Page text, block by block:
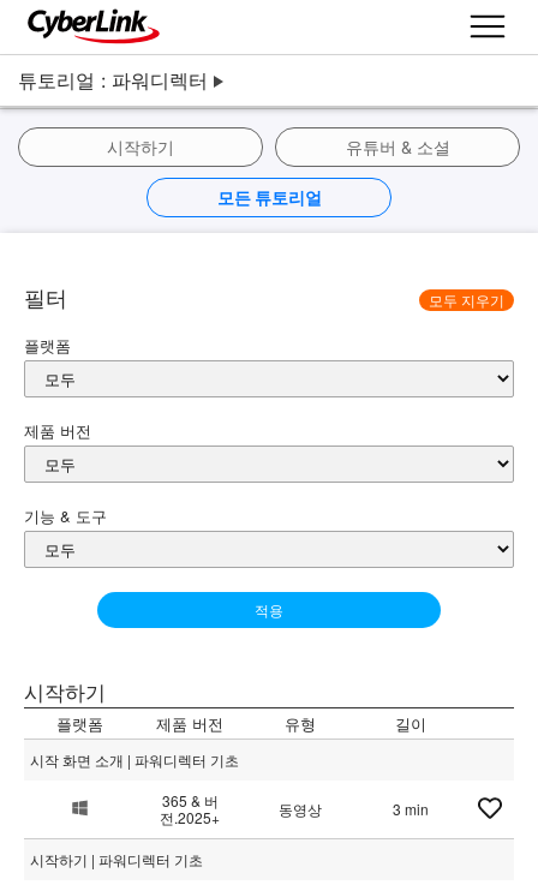
튜토리얼 : 파워디렉터
시작하기 유튜버 & 소셜
모든 튜토리얼
필터 모두 지우기
플랫폼
제품 버전
기능 & 도구
적용
시작하기
플랫폼 제품 버전 유형 길이
시작 화면 소개 | 파워디렉터 기초
365 & 버
전.2025+
동영상 3 min
시작하기 | 파워디렉터 기초